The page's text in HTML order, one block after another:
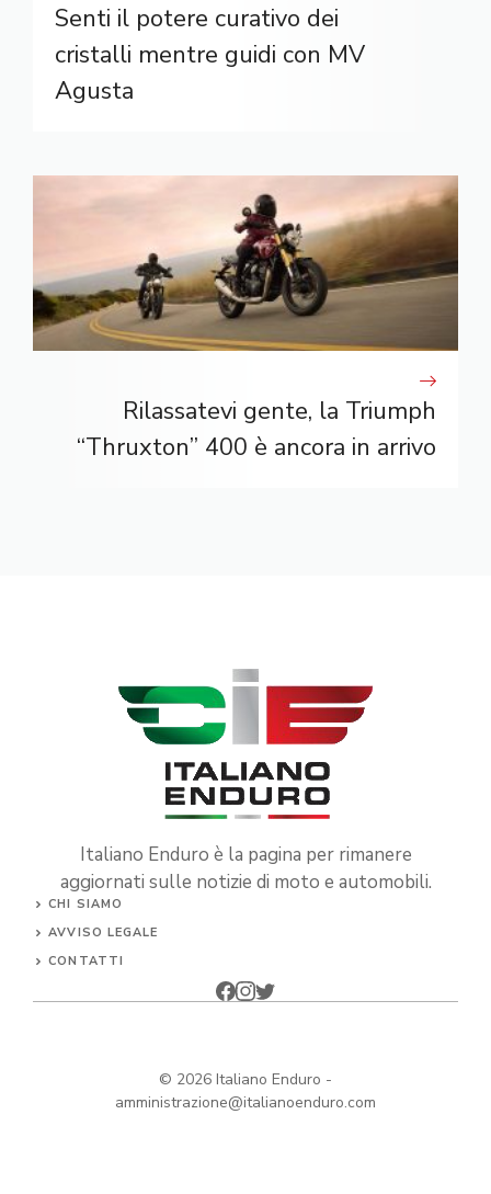
Senti il ​​potere curativo dei
cristalli mentre guidi con MV
Agusta
Rilassatevi gente, la Triumph
“Thruxton” 400 è ancora in arrivo
Italiano Enduro è la pagina per rimanere
aggiornati sulle notizie di moto e automobili.
CHI SIAMO
AVVISO LEGALE
CONTATTI
© 2026 Italiano Enduro -
amministrazione@italianoenduro.com